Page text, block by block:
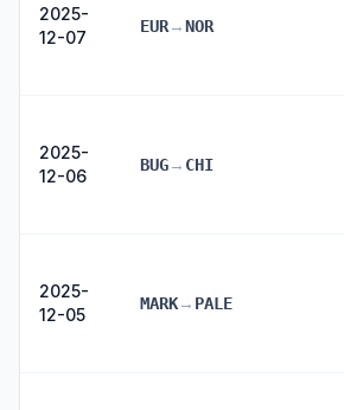
2025-
12-07
EUR→NOR
2025-
12-06
BUG→ CHI
2025-
12-05
MARK→ PALE